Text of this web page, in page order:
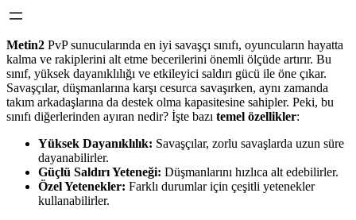
Metin2 PvP sunucularında en iyi savaşçı sınıfı, oyuncuların hayatta
kalma ve rakiplerini alt etme becerilerini önemli ölçüde artırır. Bu
sınıf, yüksek dayanıklılığı ve etkileyici saldırı gücü ile öne çıkar.
Savaşçılar, düşmanlarına karşı cesurca savaşırken, aynı zamanda
takım arkadaşlarına da destek olma kapasitesine sahipler. Peki, bu
sınıfı diğerlerinden ayıran nedir? İşte bazı temel özellikler:
Yüksek Dayanıklılık: Savaşçılar, zorlu savaşlarda uzun süre
dayanabilirler.
Güçlü Saldırı Yeteneği: Düşmanlarını hızlıca alt edebilirler.
Özel Yetenekler: Farklı durumlar için çeşitli yetenekler
kullanabilirler.